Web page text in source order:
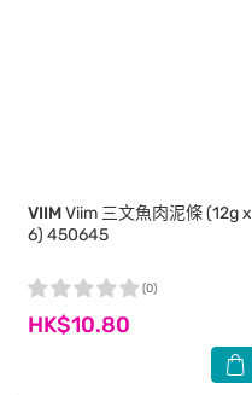
VIIMViim 三文魚肉泥條 (12g x
6) 450645
HK$10.80
(0)